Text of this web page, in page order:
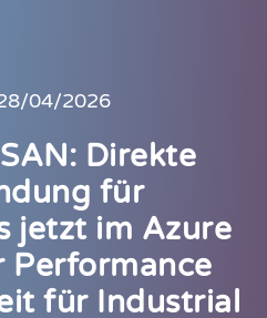
04/2026
Direkte
für
jetzt im Azure
Performance
für Industrial